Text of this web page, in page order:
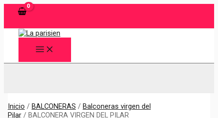
MAIN
MENU
Inicio / BALCONERAS / Balconeras virgen del
Pilar/ BALCONERA VIRGEN DEL PILAR